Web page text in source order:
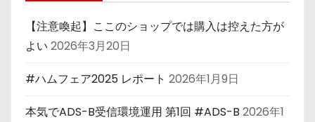
【注意喚起】ここのショップでは購入は控えた方が
よい 2026年3月20日
#ハムフェア2025 レポート 2026年1月9日
本気でADS-B受信環境運用 第1回 #ADS-B 2026年1